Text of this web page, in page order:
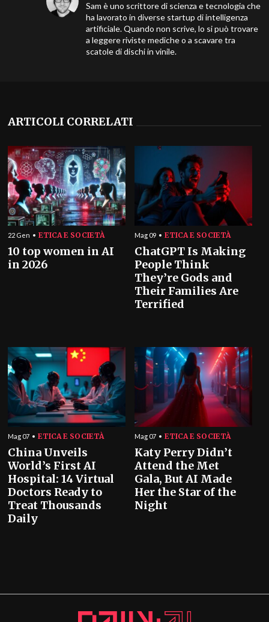
Sam è uno scrittore di scienza e tecnologia che
ha lavorato in diverse startup di intelligenza
artificiale. Quando non scrive, lo si può trovare
a leggere riviste mediche o a scavare tra
scatole di dischi in vinile.
ARTICOLI CORRELATI
22 Gen ETICA E SOCIETÀ
10 top women in AI
in 2026
Mag 09 ETICA E SOCIETÀ
ChatGPT Is Making
People Think
They’re Gods and
Their Families Are
Terrified
Mag 07 ETICA E SOCIETÀ
China Unveils
World’s First AI
Hospital: 14 Virtual
Doctors Ready to
Treat Thousands
Daily
Mag 07 ETICA E SOCIETÀ
Katy Perry Didn’t
Attend the Met
Gala, But AI Made
Her the Star of the
Night